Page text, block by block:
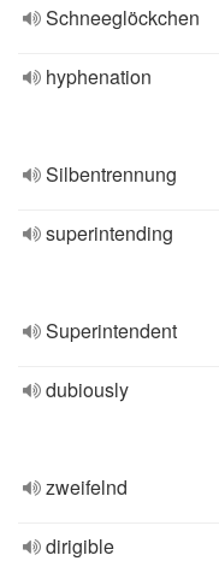
Schneeglöckchen
hyphenation
Silbentrennung
superintending
Superintendent
dubiously
zweifelnd
dirigible